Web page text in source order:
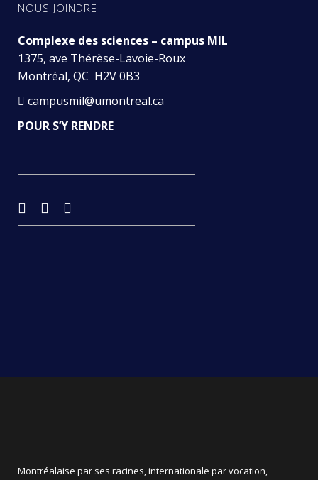
NOUS JOINDRE
Complexe des sciences – campus MIL
1375, ave Thérèse-Lavoie-Roux
Montréal, QC H2V 0B3
campusmil@umontreal.ca
POUR S’Y RENDRE
Montréalaise par ses racines, internationale par vocation,